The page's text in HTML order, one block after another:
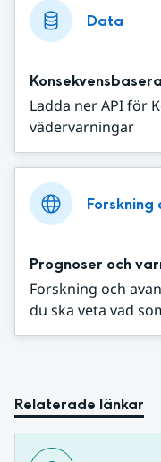
Data
Ladda ner API för
vädervarningar
Forskning
Prognoser och
Forskning och
du ska veta vad
Relaterade länkar